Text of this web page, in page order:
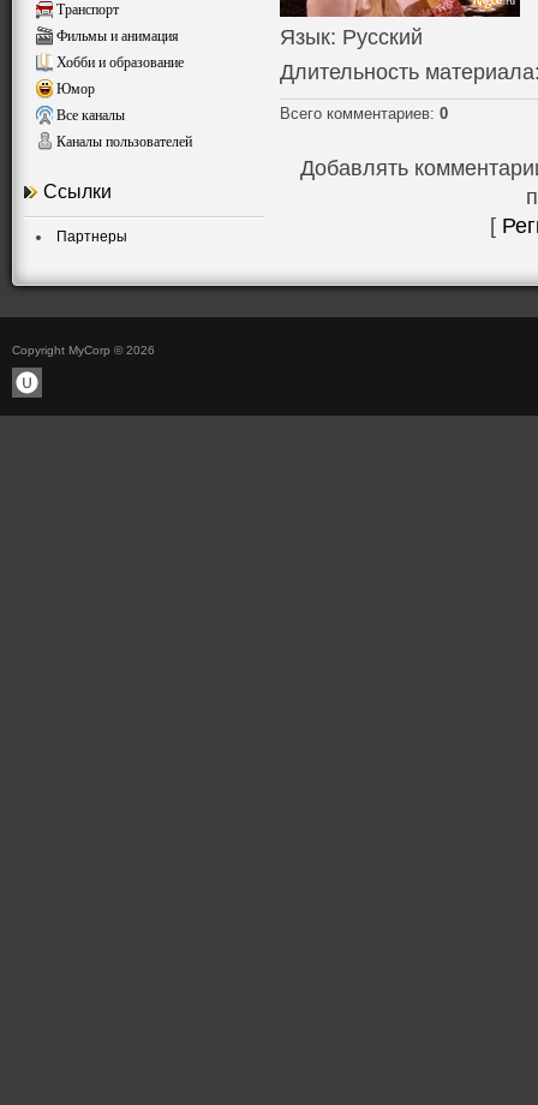
Транспорт
Фильмы и анимация
Хобби и образование
Юмор
Все каналы
Каналы пользователей
Ссылки
Партнеры
Язык: Русский
Длительность материала
Всего комментариев: 0
Добавлять
[
Copyright MyCorp © 2026